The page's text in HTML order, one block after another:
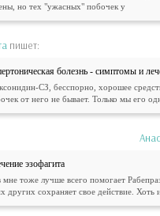
но тех "ужасных" побочек у
пишет:
болезнь - симптомы и
СЗ, бесспорно, хорошее
от него не бывает. Только мы его
эзофагита
мне тоже лучше всего помогает
других сохраняет свое действие. Хоть